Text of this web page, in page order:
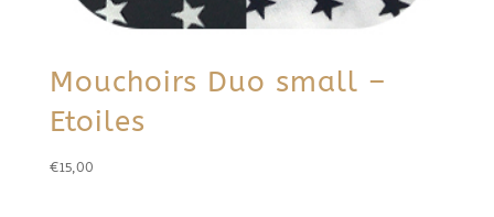
Mouchoirs Duo small –
Etoiles
€15,00